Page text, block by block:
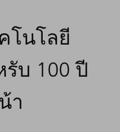
โนโลยี
บ 100 ปี
า